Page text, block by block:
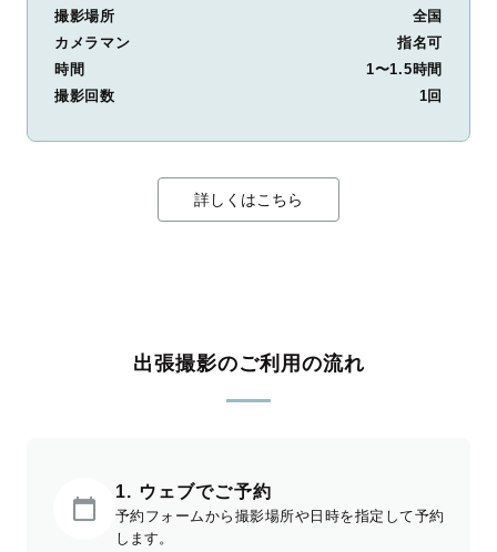
撮影場所
全国
カメラマン
指名可
時間
1〜1.5時間
撮影回数
1回
詳しくはこちら
出張撮影のご利用の流れ
1. ウェブでご予約
予約フォームから撮影場所や日時を指定して予約
します。